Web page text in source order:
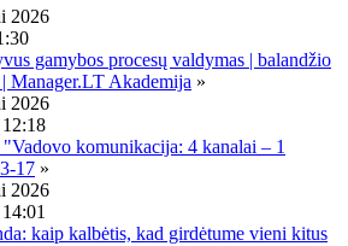
2026
gamybos procesų valdymas | balandžio
Manager.LT Akademija »
2026
komunikacija: 4 kanalai – 1
17 »
2026
kaip kalbėtis, kad girdėtume vieni kitus